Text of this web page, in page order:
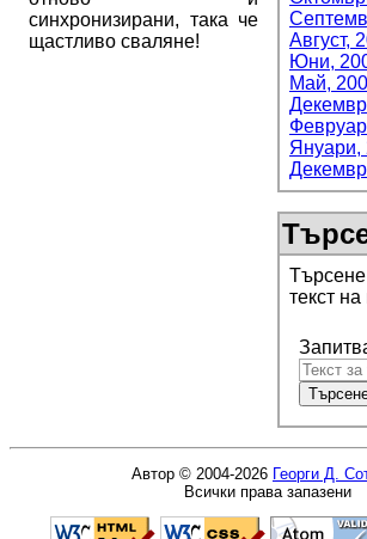
Август,
Юни,
Май,
Януари,
Търсене
текст
синхронизирани, така че
щастливо сваляне!
Автор © 2004-2026 Георги Д.
Всички права запазени